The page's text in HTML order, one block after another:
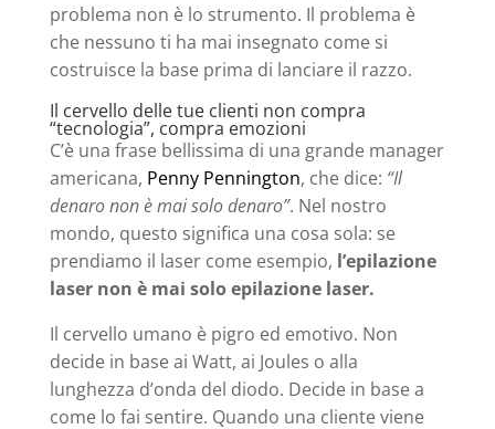
problema non è lo strumento. Il problema è
che nessuno ti ha mai insegnato come si
costruisce la base prima di lanciare il razzo.
Il cervello delle tue clienti non compra
“tecnologia”, compra emozioni
C’è una frase bellissima di una grande manager
americana, Penny Pennington, che dice: “Il
denaro non è mai solo denaro”. Nel nostro
mondo, questo significa una cosa sola: se
prendiamo il laser come esempio, l’epilazione
laser non è mai solo epilazione laser.
Il cervello umano è pigro ed emotivo. Non
decide in base ai Watt, ai Joules o alla
lunghezza d’onda del diodo. Decide in base a
come lo fai sentire. Quando una cliente viene